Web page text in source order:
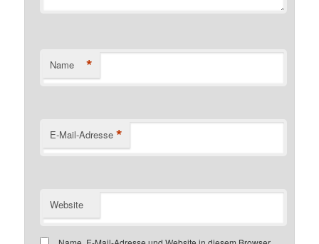
Name *
E-Mail-Adresse *
Website